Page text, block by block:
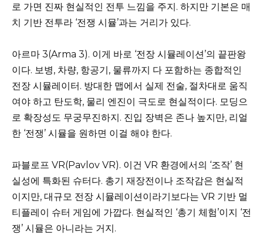
로 가면 진짜 현실적인 전투 느낌을 주지. 하지만 기본은 매
치 기반 전투라 ‘전쟁 시뮬’과는 거리가 있다.
아르마 3(Arma 3). 이게 바로 ‘전장 시뮬레이션’의 끝판왕
이다. 보병, 차량, 항공기, 물류까지 다 포함하는 종합적인
전장 시뮬레이터. 방대한 맵에서 실제 전술, 절차대로 움직
여야 하고 탄도학, 물리 엔진이 극도로 현실적이다. 모딩으
로 확장성도 무궁무진하지. 진입 장벽은 존나 높지만, 리얼
한 ‘전쟁’ 시뮬을 원하면 이걸 해야 한다.
파블로프 VR(Pavlov VR). 이건 VR 환경에서의 ‘조작’ 현
실성에 특화된 슈터다. 총기 재장전이나 조작감은 현실적
이지만, 대규모 전장 시뮬레이션이라기보다는 VR 기반 멀
티플레이 슈터 게임에 가깝다. 현실적인 ‘총기 체험’이지 ‘전
쟁’ 시뮬은 아니라는 거지.